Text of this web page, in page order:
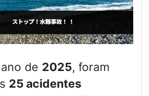
de 2025, foram
25 acidentes